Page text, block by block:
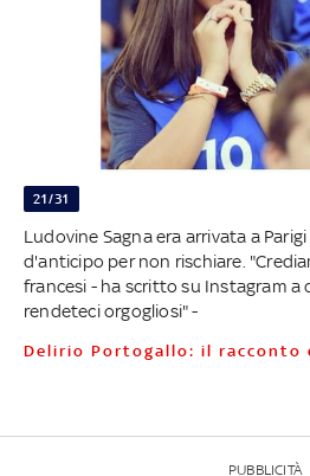
21/31
Ludovine Sagna era arrivata a
d'anticipo per non rischiare.
francesi - ha scritto su Instagram a
rendeteci orgogliosi" -
Delirio Portogallo: il racconto
PUBBLICITÀ